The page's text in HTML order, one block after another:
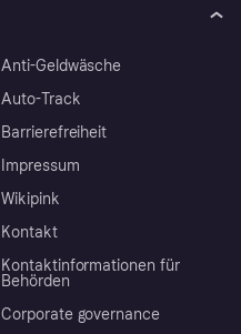
Anti-Geldwäsche
Auto-Track
Barrierefreiheit
Impressum
Wikipink
Kontakt
Kontaktinformationen für
Behörden
Corporate governance